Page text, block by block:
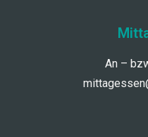
An –